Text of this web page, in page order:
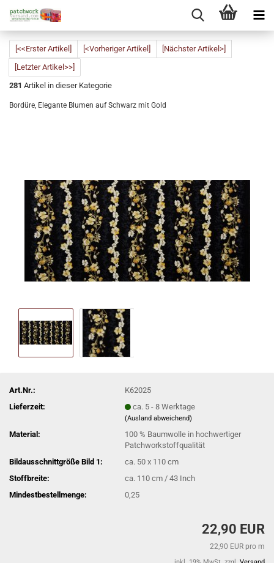
[<<Erster Artikel] [<Vorheriger Artikel]
[Nächster Artikel>]
[Letzter Artikel>>]
281 Artikel in dieser Kategorie
Bordüre, Elegante Blumen auf Schwarz mit Gold
Art.Nr.:
K62025
Lieferzeit:
ca. 5 - 8 Werktage
(Ausland abweichend)
Material:
100 % Baumwolle in hochwertiger
Patchworkstoffqualität
Bildausschnittgröße Bild 1:
ca. 50 x 110 cm
Stoffbreite:
ca. 110 cm / 43 Inch
Mindestbestellmenge:
0,25
22,90 EUR
22,90 EUR pro m